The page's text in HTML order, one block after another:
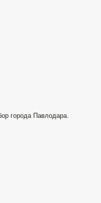
города Павлодара.